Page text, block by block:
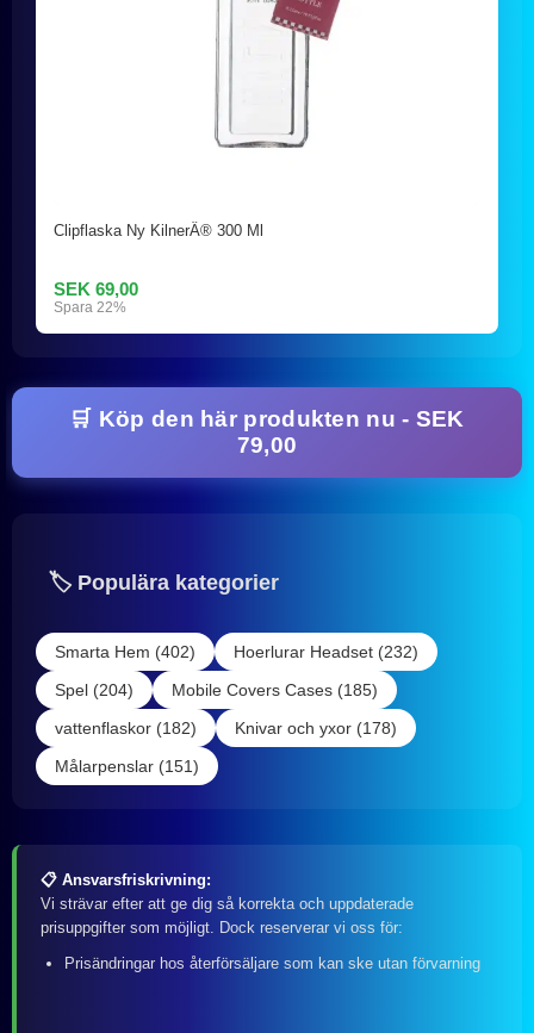
Clipflaska Ny KilnerÂ® 300 Ml
SEK 69,00
Spara 22%
🛒 Köp den här produkten nu - SEK
79,00
🏷️ Populära kategorier
Smarta Hem (402)
Hoerlurar Headset (232)
Spel (204)
Mobile Covers Cases (185)
vattenflaskor (182)
Knivar och yxor (178)
Målarpenslar (151)
📋 Ansvarsfriskrivning:
Vi strävar efter att ge dig så korrekta och uppdaterade
prisuppgifter som möjligt. Dock reserverar vi oss för:
Prisändringar hos återförsäljare som kan ske utan förvarning